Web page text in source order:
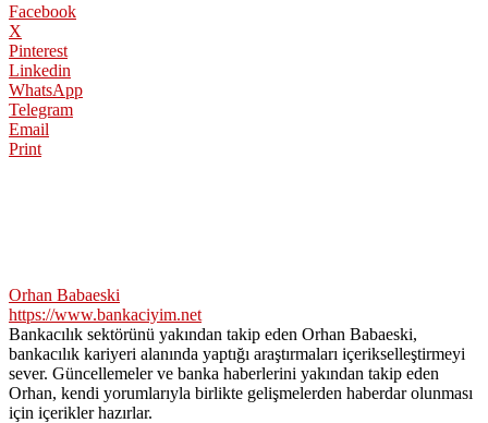
Facebook
X
Pinterest
Linkedin
WhatsApp
Telegram
Email
Print
Orhan Babaeski
https://www.bankaciyim.net
Bankacılık sektörünü yakından takip eden Orhan Babaeski,
bankacılık kariyeri alanında yaptığı araştırmaları içerikselleştirmeyi
sever. Güncellemeler ve banka haberlerini yakından takip eden
Orhan, kendi yorumlarıyla birlikte gelişmelerden haberdar olunması
için içerikler hazırlar.